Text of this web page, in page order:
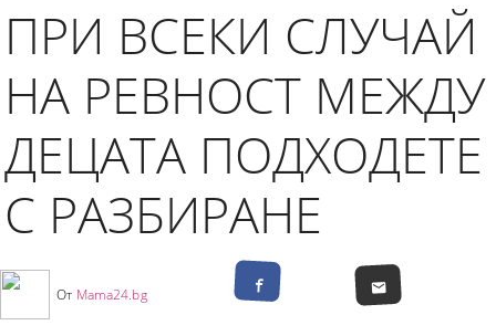
ПРИ ВСЕКИ СЛУЧАЙ
НА РЕВНОСТ МЕЖДУ
ДЕЦАТА ПОДХОДЕТЕ
С РАЗБИРАНЕ
От Mama24.bg